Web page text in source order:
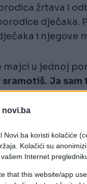
novi.ba
Novi.ba koristi kolačiće
Kolačići su
Internet
that this website/app
žrtava i
dječaka.
i njegove
majci u jednoj
sramotiš. Ja
poruku:„Je*i
i poruka u
noć prije